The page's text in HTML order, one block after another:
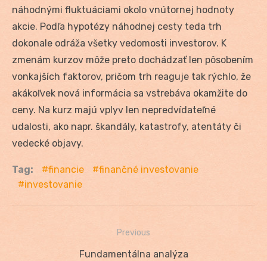
náhodnými fluktuáciami okolo vnútornej hodnoty
akcie. Podľa hypotézy náhodnej cesty teda trh
dokonale odráža všetky vedomosti investorov. K
zmenám kurzov môže preto dochádzať len pôsobením
vonkajších faktorov, pričom trh reaguje tak rýchlo, že
akákoľvek nová informácia sa vstrebáva okamžite do
ceny. Na kurz majú vplyv len nepredvídateľné
udalosti, ako napr. škandály, katastrofy, atentáty či
vedecké objavy.
Tag: financie
finančné investovanie
investovanie
Navigácia
Previous
Previous
Fundamentálna analýza